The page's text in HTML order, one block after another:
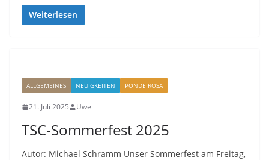
Weiterlesen
ALLGEMEINES NEUIGKEITEN PONDE ROSA
21. Juli 2025 Uwe
TSC-Sommerfest 2025
Autor: Michael Schramm Unser Sommerfest am Freitag,